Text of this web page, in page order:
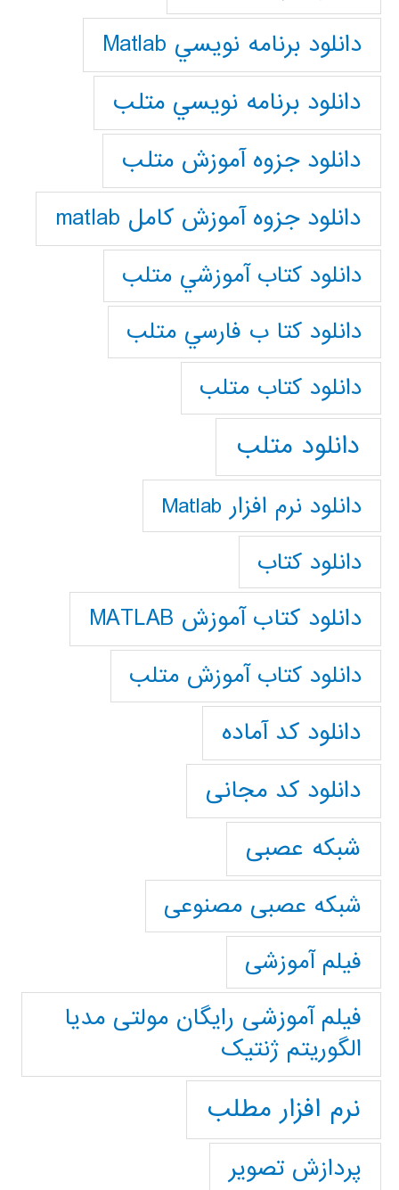
دانلود برنامه نويسي Matlab
دانلود برنامه نويسي متلب
دانلود جزوه آموزش متلب
دانلود جزوه آموزش کامل matlab
دانلود كتاب آموزشي متلب
دانلود كتا ب فارسي متلب
دانلود كتاب متلب
دانلود متلب
دانلود نرم افزار Matlab
دانلود کتاب
دانلود کتاب آموزش MATLAB
دانلود کتاب آموزش متلب
دانلود کد آماده
دانلود کد مجانی
شبکه عصبی
شبکه عصبی مصنوعی
فیلم آموزشی
فیلم آموزشی رایگان مولتی مدیا
الگوریتم ژنتیک
نرم افزار مطلب
پردازش تصویر